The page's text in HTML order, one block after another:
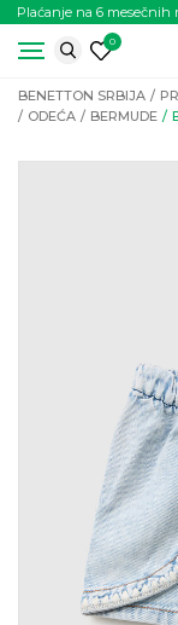
Plaćanje na 6 mesečnih
0
BENETTON SRBIJA
ODEĆA
BERMUDE